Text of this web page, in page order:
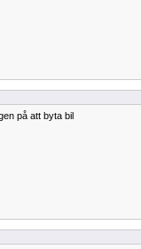
på att byta bil